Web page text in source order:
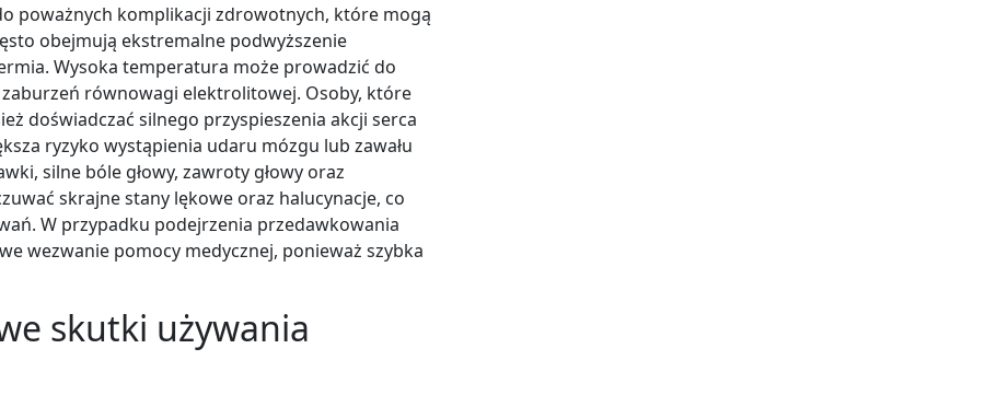
poważnych komplikacji zdrowotnych, które mogą
obejmują ekstremalne podwyższenie
Wysoka temperatura może prowadzić do
równowagi elektrolitowej. Osoby, które
doświadczać silnego przyspieszenia akcji serca
ryzyko wystąpienia udaru mózgu lub zawału
silne bóle głowy, zawroty głowy oraz
skrajne stany lękowe oraz halucynacje, co
W przypadku podejrzenia przedawkowania
wezwanie pomocy medycznej, ponieważ szybka
skutki używania